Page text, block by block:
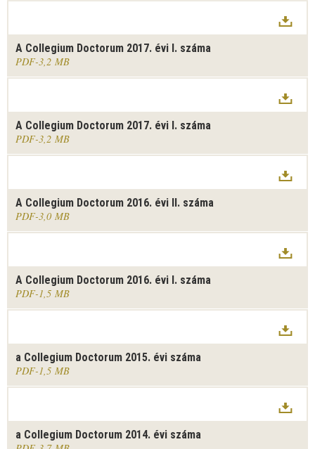
A Collegium Doctorum 2017. évi I. száma
PDF 3,2 MB
A Collegium Doctorum 2017. évi I. száma
PDF 3,2 MB
A Collegium Doctorum 2016. évi II. száma
PDF 3,0 MB
A Collegium Doctorum 2016. évi I. száma
PDF 1,5 MB
a Collegium Doctorum 2015. évi száma
PDF 1,5 MB
a Collegium Doctorum 2014. évi száma